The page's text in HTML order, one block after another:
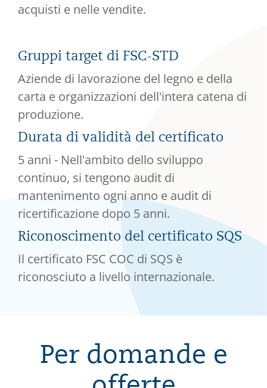
acquisti e nelle vendite.
Gruppi target di FSC-STD
Aziende di lavorazione del legno e della
carta e organizzazioni dell'intera catena di
produzione.
Durata di validità del certificato
5 anni - Nell'ambito dello sviluppo
continuo, si tengono audit di
mantenimento ogni anno e audit di
ricertificazione dopo 5 anni.
Riconoscimento del certificato SQS
Il certificato FSC COC di SQS è
riconosciuto a livello internazionale.
Per domande e